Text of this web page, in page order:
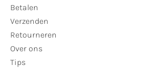
Betalen
Verzenden
Retourneren
Over ons
Tips